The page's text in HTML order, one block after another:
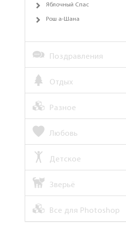
Яблочный Спас
Рош а-Шана
Поздравления
Отдых
Разное
Любовь
Детское
Зверьё
Все для Photoshop